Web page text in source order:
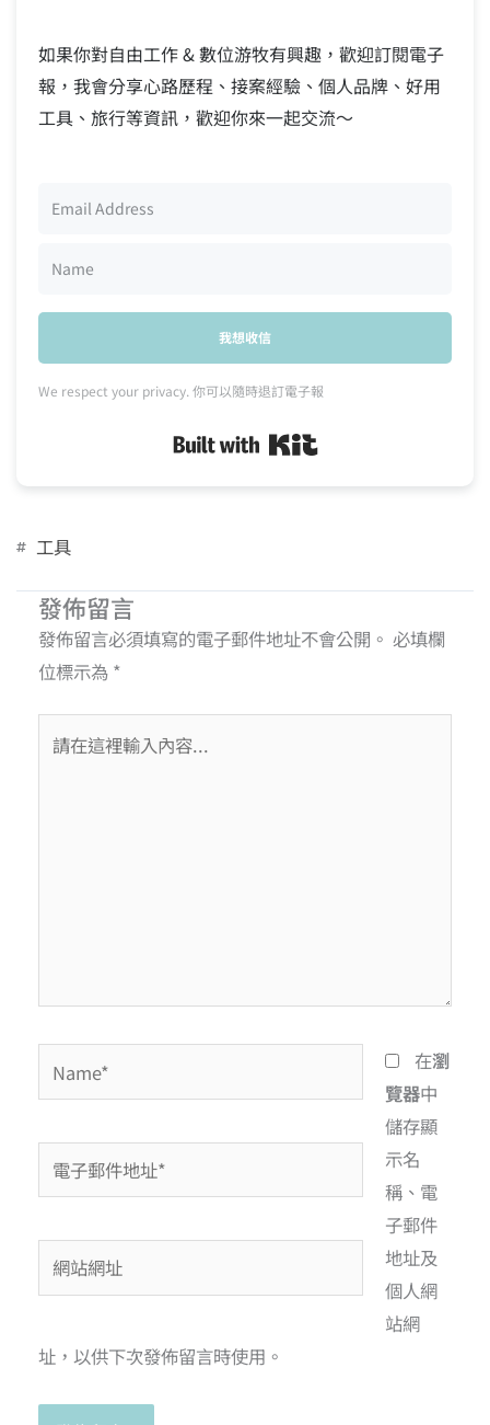
如果你對自由工作 & 數位游牧有興趣，歡迎訂閱電子
報，我會分享心路歷程、接案經驗、個人品牌、好用
工具、旅行等資訊，歡迎你來一起交流～
我想收信
We respect your privacy. 你可以隨時退訂電子報
Built with Kit
工具
發佈留言
發佈留言必須填寫的電子郵件地址不會公開。 必填欄
位標示為 *
在瀏
覽器中
儲存顯
示名
稱、電
子郵件
地址及
個人網
站網
址，以供下次發佈留言時使用。